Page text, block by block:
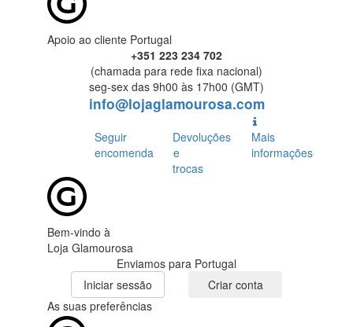
Apoio ao cliente Portugal
+351 223 234 702
(chamada para rede fixa nacional)
seg-sex das 9h00 às 17h00 (GMT)
info@lojaglamourosa.com
Seguir
encomenda
Devoluções
e
trocas
Mais
informações
Bem-vindo à
Loja Glamourosa
Enviamos para Portugal
Iniciar sessão
Criar conta
As suas preferências